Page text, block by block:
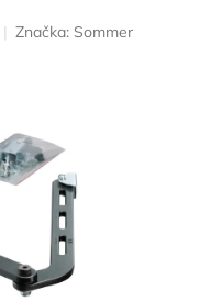
Značka: Sommer